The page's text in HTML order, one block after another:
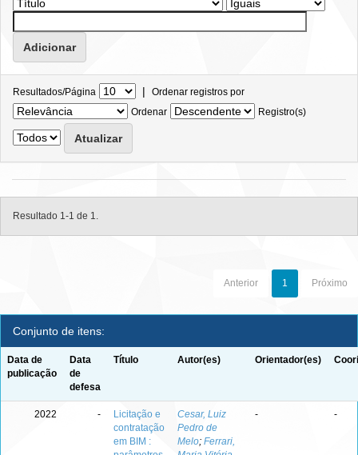
Resultados/Página | Ordenar registros por
Ordenar
Registro(s)
Resultado 1-1 de 1.
Anterior 1 Próximo
Conjunto de itens:
Data de
publicação
Data
de
defesa
Título Autor(es) Orientador(es)
2022 -
Licitação e
contratação
em BIM :
Cesar, Luiz
Pedro de
Melo; Ferrari,
- -